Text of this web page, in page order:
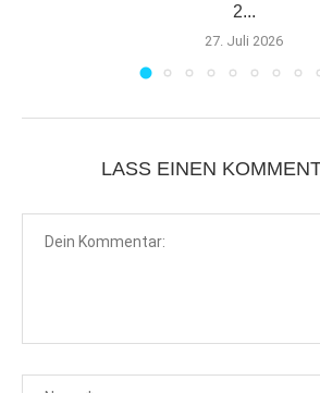
2...
27. Juli 2026
LASS EINEN